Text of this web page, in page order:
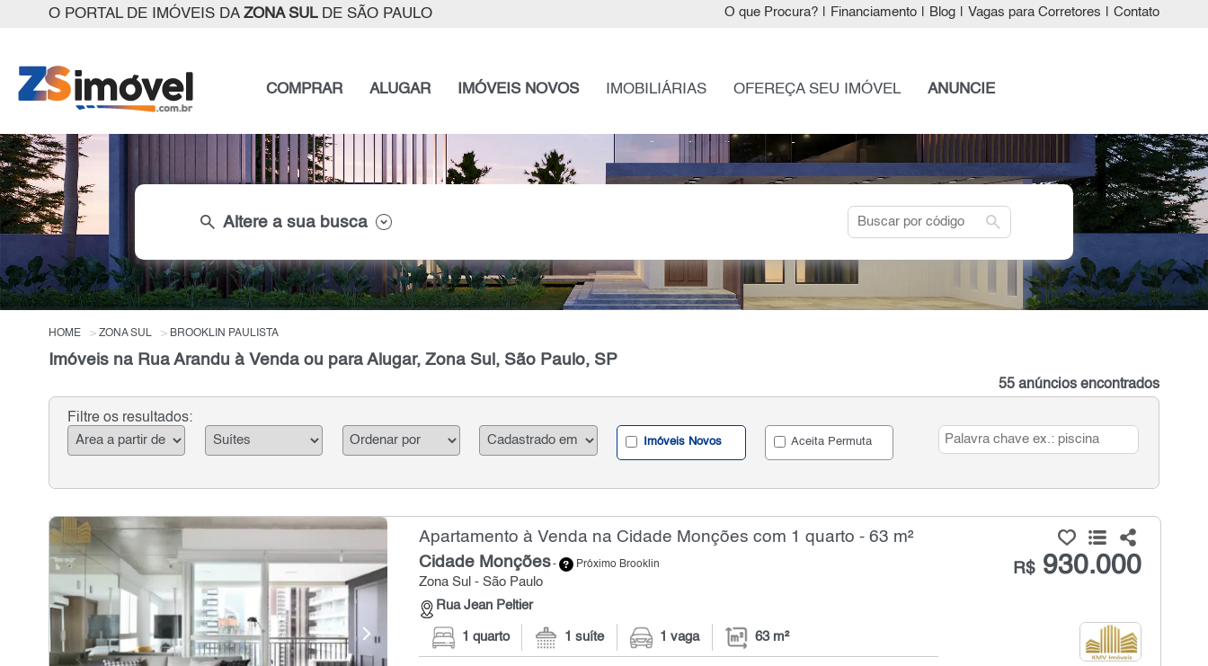
O PORTAL DE IMÓVEIS DA ZONA SULDE SÃO PAULO O que Procura? Financiamento Blog Vagas para Corretores Contato
COMPRAR ALUGAR IMÓVEIS NOVOS IMOBILIÁRIAS OFEREÇA SEU IMÓVEL ANUNCIE
search Altere a sua busca search
HOME ZONA SUL BROOKLIN PAULISTA
Imóveis na Rua Arandu à Venda ou para Alugar, Zona Sul, São Paulo, SP
55 anúncios encontrados
Filtre os resultados:
Imóveis Novos Aceita Permuta
Apartamento à Venda na Cidade Monções com 1 quarto - 63 m²
Cidade Monções- Próximo Brooklin
Zona Sul - São Paulo
Rua Jean Peltier
R$930.000
1 quarto 1 suíte 1 vaga 63 m²